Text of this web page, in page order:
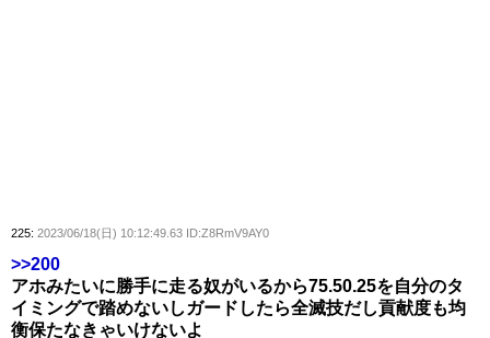
225: 2023/06/18(日) 10:12:49.63 ID:Z8RmV9AY0
>>200
アホみたいに勝手に走る奴がいるから75.50.25を自分のタ
イミングで踏めないしガードしたら全滅技だし貢献度も均
衡保たなきゃいけないよ